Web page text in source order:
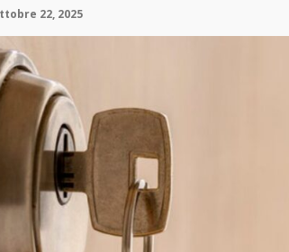
22, 2025